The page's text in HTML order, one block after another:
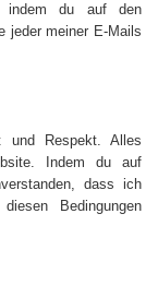
indem du auf den
jeder meiner E-Mails
und Respekt. Alles
Indem du auf
dass ich
Bedingungen